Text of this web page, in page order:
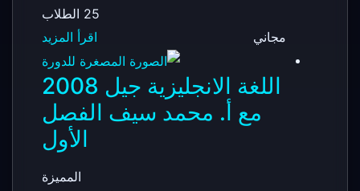
25 الطلاب
مجاني
اقرأ المزيد
اللغة الانجليزية جيل 2008
مع أ. محمد سيف الفصل
الأول
المميزة